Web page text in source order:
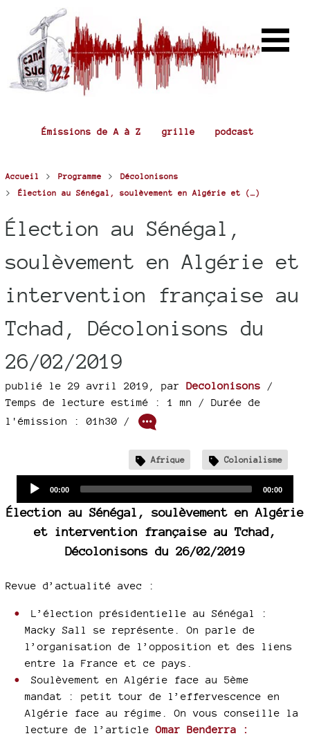
Émissions de A à Z grille podcast
Accueil > Programme > Décolonisons
> Élection au Sénégal, soulèvement en Algérie et (…)
Élection au Sénégal,
soulèvement en Algérie et
intervention française au
Tchad, Décolonisons du
26/02/2019
publié le 29 avril 2019 par Decolonisons /
Temps de lecture estimé : 1 mn / Durée de
l'émission : 01h30 /
Afrique Colonialisme
Current
00:00
Total
00:00
Élection au Sénégal, soulèvement en Algérie
et intervention française au Tchad,
Décolonisons du 26/02/2019
Revue d’actualité avec :
L’élection présidentielle au Sénégal :
Macky Sall se représente. On parle de
l’organisation de l’opposition et des liens
entre la France et ce pays.
Soulèvement en Algérie face au 5ème
mandat : petit tour de l’effervescence en
Algérie face au régime. On vous conseille la
lecture de l’articleOmar Benderra :